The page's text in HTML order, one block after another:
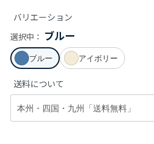
バリエーション
選択中： ブルー
ブルー アイボリー
送料について